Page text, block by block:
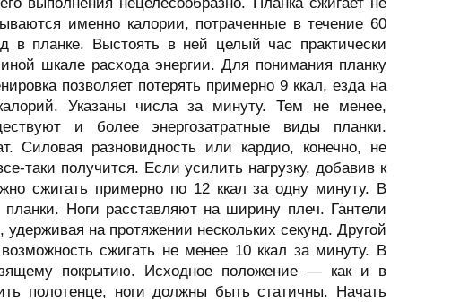
именно калории, потраченные в течение 60
в планке. Выстоять в ней целый час практически
шкале расхода энергии. Для понимания планку
позволяет потерять примерно 9 ккал, езда на
Указаны числа за минуту. Тем не менее,
и более энергозатратные виды планки.
Силовая разновидность или кардио, конечно, не
таки получится. Если усилить нагрузку, добавив к
сжигать примерно по 12 ккал за одну минуту. В
Ноги расставляют на ширину плеч. Гантели
на протяжении нескольких секунд. Другой
сжигать не менее 10 ккал за минуту. В
покрытию. Исходное положение — как и в
полотенце, ноги должны быть статичны. Начать